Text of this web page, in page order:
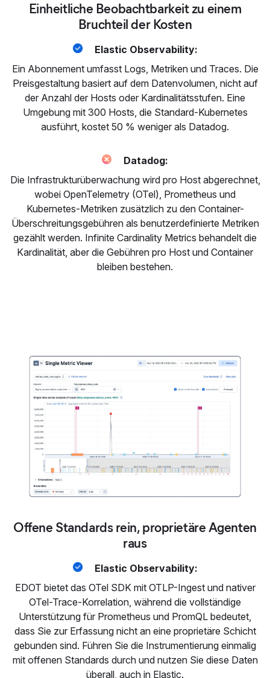
Einheitliche Beobachtbarkeit zu einem
Bruchteil der Kosten
Elastic Observability:
Ein Abonnement umfasst Logs, Metriken und Traces. Die
Preisgestaltung basiert auf dem Datenvolumen, nicht auf
der Anzahl der Hosts oder Kardinalitätsstufen. Eine
Umgebung mit 300 Hosts, die Standard-Kubernetes
ausführt, kostet 50 % weniger als Datadog.
Datadog:
Die Infrastrukturüberwachung wird pro Host abgerechnet,
wobei OpenTelemetry (OTel), Prometheus und
Kubernetes-Metriken zusätzlich zu den Container-
Überschreitungsgebühren als benutzerdefinierte Metriken
gezählt werden. Infinite Cardinality Metrics behandelt die
Kardinalität, aber die Gebühren pro Host und Container
bleiben bestehen.
Offene Standards rein, proprietäre Agenten
raus
Elastic Observability:
EDOT bietet das OTel SDK mit OTLP-Ingest und nativer
OTel-Trace-Korrelation, während die vollständige
Unterstützung für Prometheus und PromQL bedeutet,
dass Sie zur Erfassung nicht an eine proprietäre Schicht
gebunden sind. Führen Sie die Instrumentierung einmalig
mit offenen Standards durch und nutzen Sie diese Daten
überall, auch in Elastic.